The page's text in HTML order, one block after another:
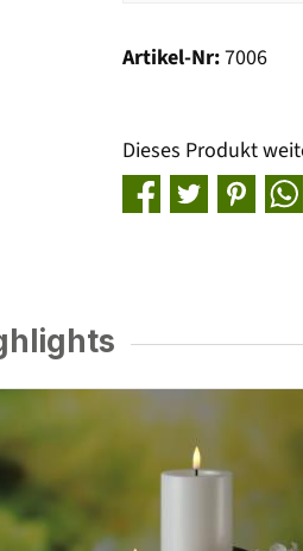
Artikel-Nr:7006
Dieses Produkt